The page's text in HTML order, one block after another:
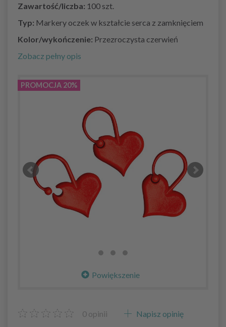
Zawartość/liczba: 100 szt.
Typ: Markery oczek w kształcie serca z zamknięciem
Kolor/wykończenie: Przezroczysta czerwień
Zobacz pełny opis
PROMOCJA 20%
Powiększenie
0 opinii Napisz opinię